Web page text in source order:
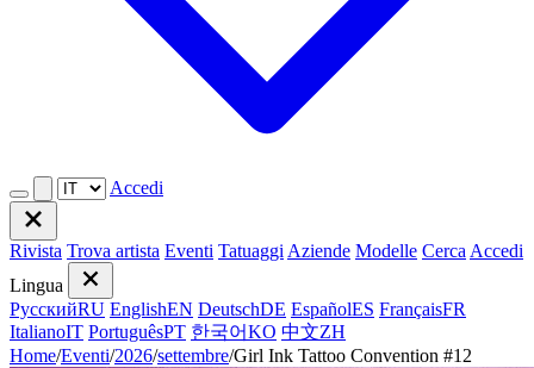
Accedi
Rivista Trova artista Eventi Tatuaggi Aziende Modelle Cerca Accedi
Lingua
РусскийRU EnglishEN DeutschDE EspañolES FrançaisFR
ItalianoIT PortuguêsPT 한국어KO 中文ZH
Home/Eventi/2026/settembre/Girl Ink Tattoo Convention #12